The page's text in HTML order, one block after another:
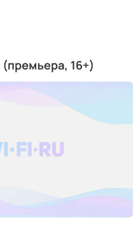
(премьера, 16+)